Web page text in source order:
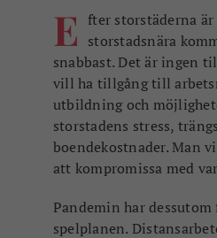
E fter storstäderna är
storstadsnära
snabbast. Det är ingen
vill ha tillgång till
utbildning och
storstadens stress,
boendekostnader. Man
att kompromissa med
Pandemin har
spelplanen.